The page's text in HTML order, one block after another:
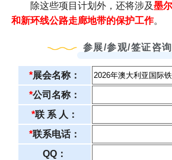
除这些项目计划外，还将涉及墨
和新环线公路走廊地带的保护工作。
参展/参观/签证咨
*展会名称：
*公司名称：
*联 系 人：
*联系电话：
QQ：